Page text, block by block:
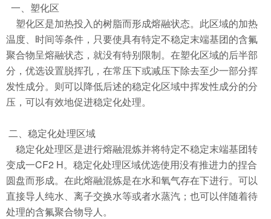
一、塑化区
塑化区是加热投入的树脂而形成熔融状态。此区域的加热
温度、时间等条件，只要使具有特定不稳定末端基团的含氟
聚合物呈熔融状态，就没有特别限制。在塑化区域的后半部
分，优选设置脱挥孔，在常压下或减压下除去至少一部分挥
发性成分。则可以降低后述的稳定化区域中挥发性成分的分
压，可以有效地促进稳定化处理。
二、稳定化处理区域
稳定化处理区是进行熔融混炼并将特定不稳定末端基团转
变成一CF2 H。稳定化处理区域优选使用没有推进力的捏合
圆盘而形成。在此熔融混炼是在水和氧气存在下进行。可以
直接导人纯水、离子交换水等或者水蒸汽；也可以伴随着待
处理的含氟聚合物导人。